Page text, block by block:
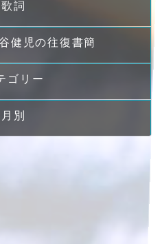
歌詞
健児の往復書簡
ゴリー
月別